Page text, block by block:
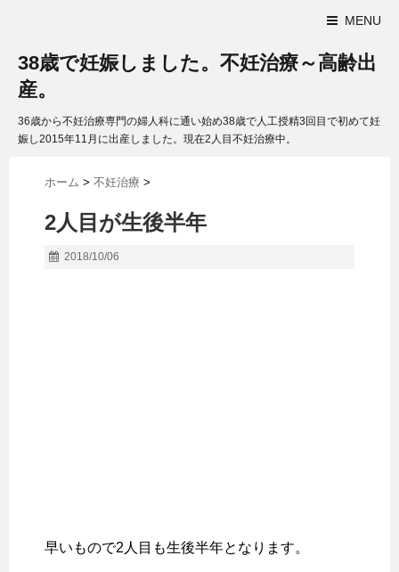
MENU
38歳で妊娠しました。不妊治療～高齢出
産。
36歳から不妊治療専門の婦人科に通い始め38歳で人工授精3回目で初めて妊
娠し2015年11月に出産しました。現在2人目不妊治療中。
ホーム > 不妊治療 >
2人目が生後半年
2018/10/06
早いもので2人目も生後半年となります。